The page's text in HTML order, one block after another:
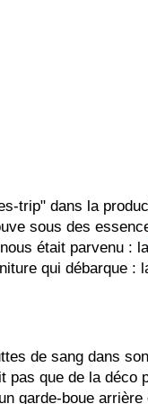
trip" dans la
sous des
était parvenu :
qui débarque :
de sang dans
pas que de la
garde-boue